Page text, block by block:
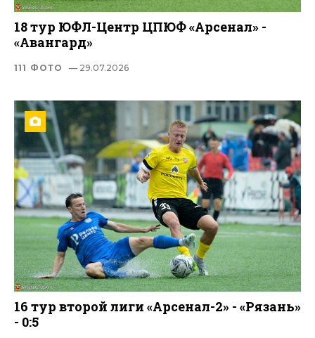
18 тур ЮФЛ-Центр ЦПЮФ «Арсенал» -
«Авангард»
111 ФОТО — 29.07.2026
16 тур второй лиги «Арсенал-2» - «Рязань»
- 0:5